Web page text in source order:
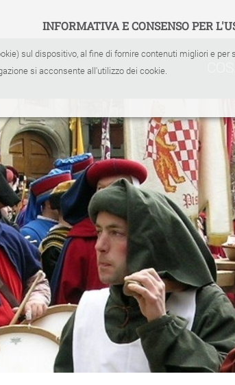
INFORMATIVA E CONSENSO PER
sul dispositivo, al fine di fornire contenuti migliori e
si acconsente all'utilizzo dei cookie.